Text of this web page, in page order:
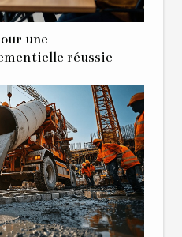
une
réussie